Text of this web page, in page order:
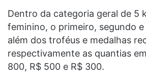
Dentro da categoria geral de 5
feminino, o primeiro, segundo
além dos troféus e medalhas
respectivamente as quantias
800, R$ 500 e R$ 300.